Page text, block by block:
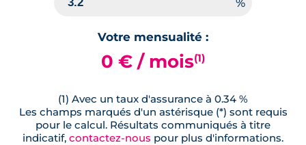
Votre mensualité :
0 € / mois(1)
(1) Avec un taux d'assurance à 0.34 %
Les champs marqués d'un astérisque (*) sont requis
pour le calcul. Résultats communiqués à titre
indicatif, contactez-nous pour plus d'informations.